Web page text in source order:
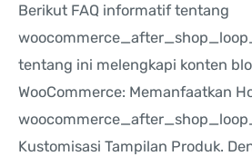
Berikut FAQ informatif tentang
tentang ini melengkapi konten
WooCommerce: Memanfaatkan
Kustomisasi Tampilan Produk.